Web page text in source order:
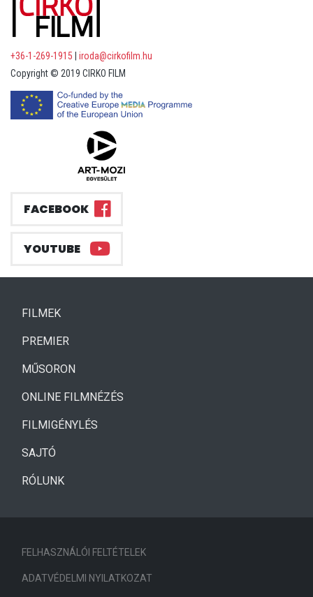
+36-1-269-1915
iroda@cirkofilm.hu
Copyright © 2019 CIRKO FILM
FACEBOOK
YOUTUBE
FILMEK(CURRENT)
PREMIER
MŰSORON
ONLINE FILMNÉZÉS
FILMIGÉNYLÉS
SAJTÓ
RÓLUNK
FELHASZNÁLÓI FELTÉTELEK
ADATVÉDELMI NYILATKOZAT